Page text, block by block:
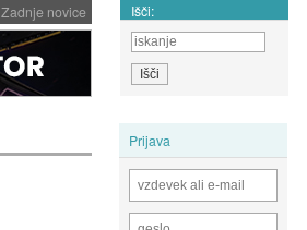
Zadnje novice Išči:
Prijava